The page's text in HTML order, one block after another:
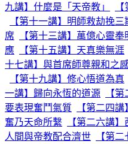
九講】什麼是「天帝教」
【第十一講】明師救劫挽三
席
【第十三講】萬億心靈奉
應
【第十五講】天真樂無涯
十七講】與首席師尊親和之
【第十九講】修心悟道為真
一講】歸向永恆的道源
【
要表現奮鬥氣質
【第二四
奮乃天命所繫
【第二六講
人間與帝教配合濟世
【第